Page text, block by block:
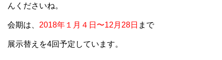
んくださいね。
会期は、 2018年１月４日〜12月28日 まで
展示替えを4回予定しています。